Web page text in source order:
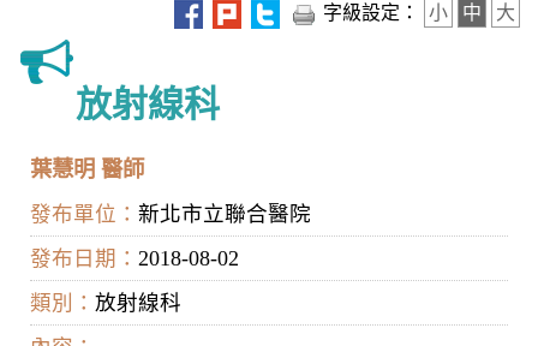
字級設定：
小 中 大
放射線科
葉慧明 醫師
發布單位： 新北市立聯合醫院
發布日期： 2018-08-02
類別： 放射線科